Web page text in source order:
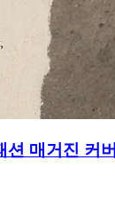
매거진 커버